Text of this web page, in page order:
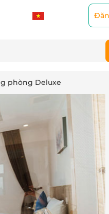
phòng Deluxe